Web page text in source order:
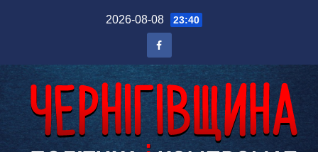
2026-08-08 23:40